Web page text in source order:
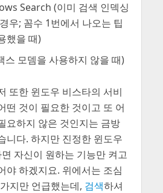
Search (이미 검색 인덱싱
우; 꼼수 1번에서 나오는 팁
했을 때)
스 모뎀을 사용하지 않을 때)
또한 윈도우 비스타의 서비
떤 것이 필요한 것이고 또 어
요하지 않은 것인지는 금방
니다. 하지만 진정한 윈도우
자신이 원하는 기능만 켜고
야 하겠지요. 위에서는 조심
지만 언급했는데, 검색하셔